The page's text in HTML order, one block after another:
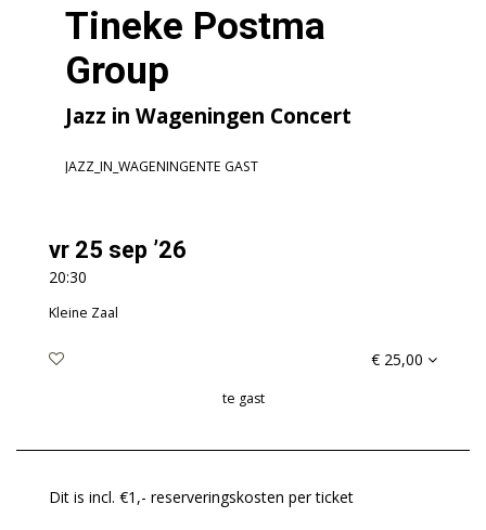
Tineke Postma
Group
Jazz in Wageningen Concert
JAZZ_IN_WAGENINGENTE GAST
vr 25 sep ’26
20:30
Kleine Zaal
€ 25,00
te gast
Dit is incl. €1,- reserveringskosten per ticket